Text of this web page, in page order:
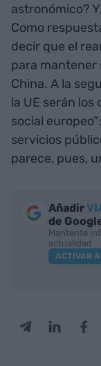
astronómico?
Como
decir que el
para mantener
China. A la
la UE serán los
social
servicios
parece, pues,
Añadir
de
Mantente
actualidad
ACTIVAR